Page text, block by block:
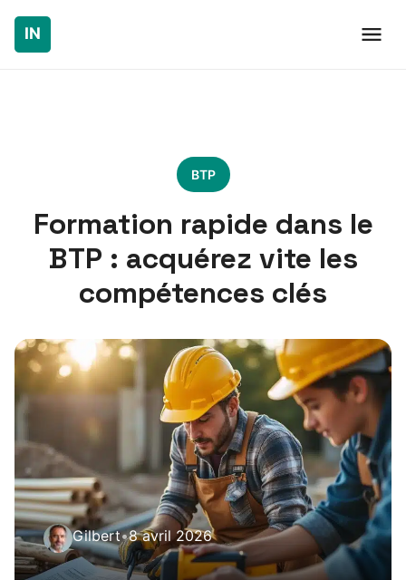
BTP
Formation rapide dans le
BTP : acquérez vite les
compétences clés
Gilbert•8 avril 2026